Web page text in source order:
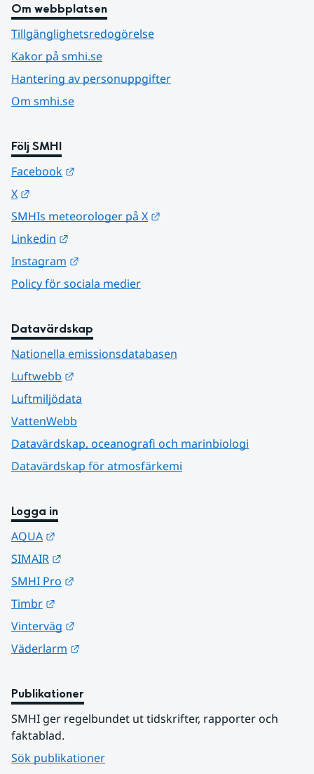
Om webbplatsen
Tillgänglighetsredogörelse
Kakor på smhi.se
Hantering av personuppgifter
Om smhi.se
Följ SMHI
Facebook
X
SMHIs meteorologer på X
Linkedin
Instagram
Policy för sociala medier
Datavärdskap
Nationella emissionsdatabasen
Luftwebb
Luftmiljödata
VattenWebb
Datavärdskap, oceanografi och marinbiologi
Datavärdskap för atmosfärkemi
Logga in
AQUA
SIMAIR
SMHI Pro
Timbr
Vinterväg
Väderlarm
Publikationer
SMHI ger regelbundet ut tidskrifter, rapporter och
faktablad.
Sök publikationer